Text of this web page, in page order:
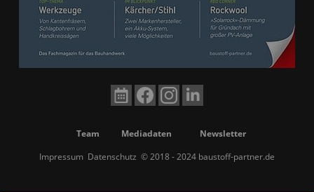
Team Mediadaten
Newsletter
Impressum Datenschutz © 2018 - 2024 baustoff-partner.de